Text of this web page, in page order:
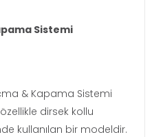
Sistemi
& Kapama Sistemi
dirsek kollu
kullanılan bir modeldir.